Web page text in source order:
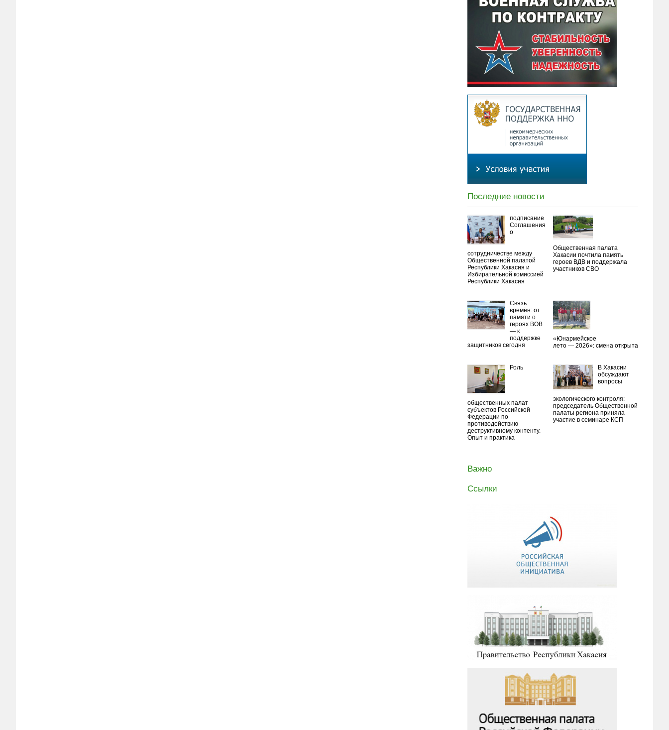
Последние новости
подписание
Соглашения
о
сотрудничестве между
Общественной палатой
Республики Хакасия и
Избирательной комиссией
Республики Хакасия
Общественная палата
Хакасии почтила память
героев ВДВ и поддержала
участников СВО
Связь
времён: от
памяти о
героях ВОВ
— к
поддержке
защитников сегодня
«Юнармейское
лето — 2026»: смена открыта
Роль
общественных палат
субъектов Российской
Федерации по
противодействию
деструктивному контенту.
Опыт и практика
В Хакасии
обсуждают
вопросы
экологического контроля:
председатель Общественной
палаты региона приняла
участие в семинаре КСП
Важно
Ссылки